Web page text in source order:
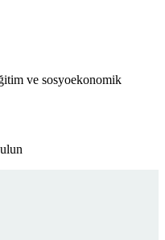
ve sosyoekonomik